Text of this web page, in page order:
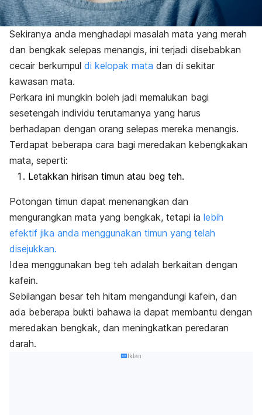
Sekiranya anda menghadapi masalah mata yang merah
dan bengkak selepas menangis, ini terjadi disebabkan
cecair berkumpul di kelopak mata dan di sekitar
kawasan mata.
Perkara ini mungkin boleh jadi memalukan bagi
sesetengah individu terutamanya yang harus
berhadapan dengan orang selepas mereka menangis.
Terdapat beberapa cara bagi meredakan kebengkakan
mata, seperti:
Letakkan hirisan timun atau beg teh.
Potongan timun dapat menenangkan dan
mengurangkan mata yang bengkak, tetapi ia lebih
efektif jika anda menggunakan timun yang telah
disejukkan.
Idea menggunakan beg teh adalah berkaitan dengan
kafein.
Sebilangan besar teh hitam mengandungi kafein, dan
ada beberapa bukti bahawa ia dapat membantu dengan
meredakan bengkak, dan meningkatkan peredaran
darah.
Iklan